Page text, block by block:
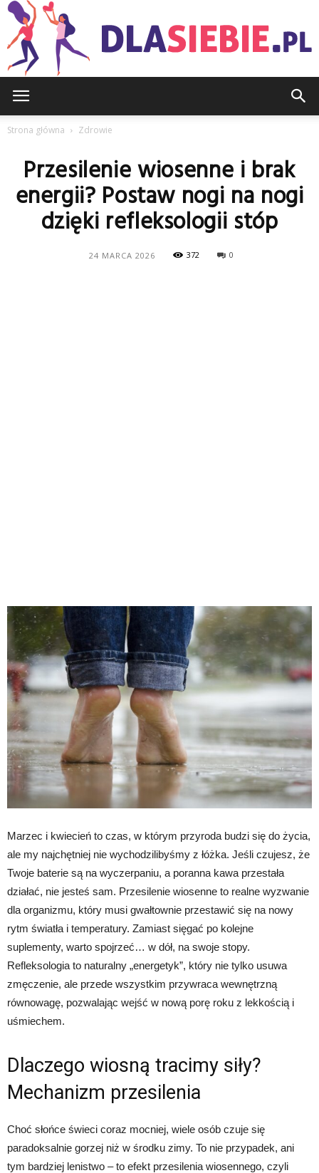
Strona główna Zdrowie
Przesilenie wiosenne i brak
energii? Postaw nogi na nogi
dzięki refleksologii stóp
24 MARCA 2026 372 0
Marzec i kwiecień to czas, w którym przyroda budzi się do życia,
ale my najchętniej nie wychodzilibyśmy z łóżka. Jeśli czujesz, że
Twoje baterie są na wyczerpaniu, a poranna kawa przestała
działać, nie jesteś sam. Przesilenie wiosenne to realne wyzwanie
dla organizmu, który musi gwałtownie przestawić się na nowy
rytm światła i temperatury. Zamiast sięgać po kolejne
suplementy, warto spojrzeć… w dół, na swoje stopy.
Refleksologia to naturalny „energetyk”, który nie tylko usuwa
zmęczenie, ale przede wszystkim przywraca wewnętrzną
równowagę, pozwalając wejść w nową porę roku z lekkością i
uśmiechem.
Dlaczego wiosną tracimy siły?
Mechanizm przesilenia
Choć słońce świeci coraz mocniej, wiele osób czuje się
paradoksalnie gorzej niż w środku zimy. To nie przypadek, ani
tym bardziej lenistwo – to efekt przesilenia wiosennego, czyli